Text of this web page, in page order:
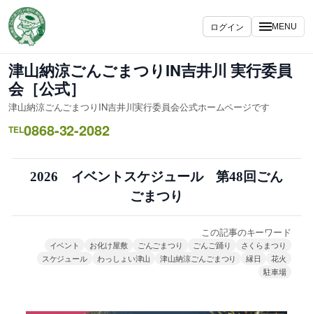
容
を
ス
キ
ッ
プ
ログイン MENU
津山納涼ごんごまつりIN吉井川 実行委員
会［公式］
津山納涼ごんごまつりIN吉井川実行委員会公式ホームページです
TEL0868-32-2082
2026 イベントスケジュール 第48回ごん
ごまつり
この記事のキーワード
イベント お化け屋敷 ごんごまつり ごんご踊り
さくらまつり
スケジュール
わっしょい津山 津山納涼ごんごまつり 縁日
花火
駐車場